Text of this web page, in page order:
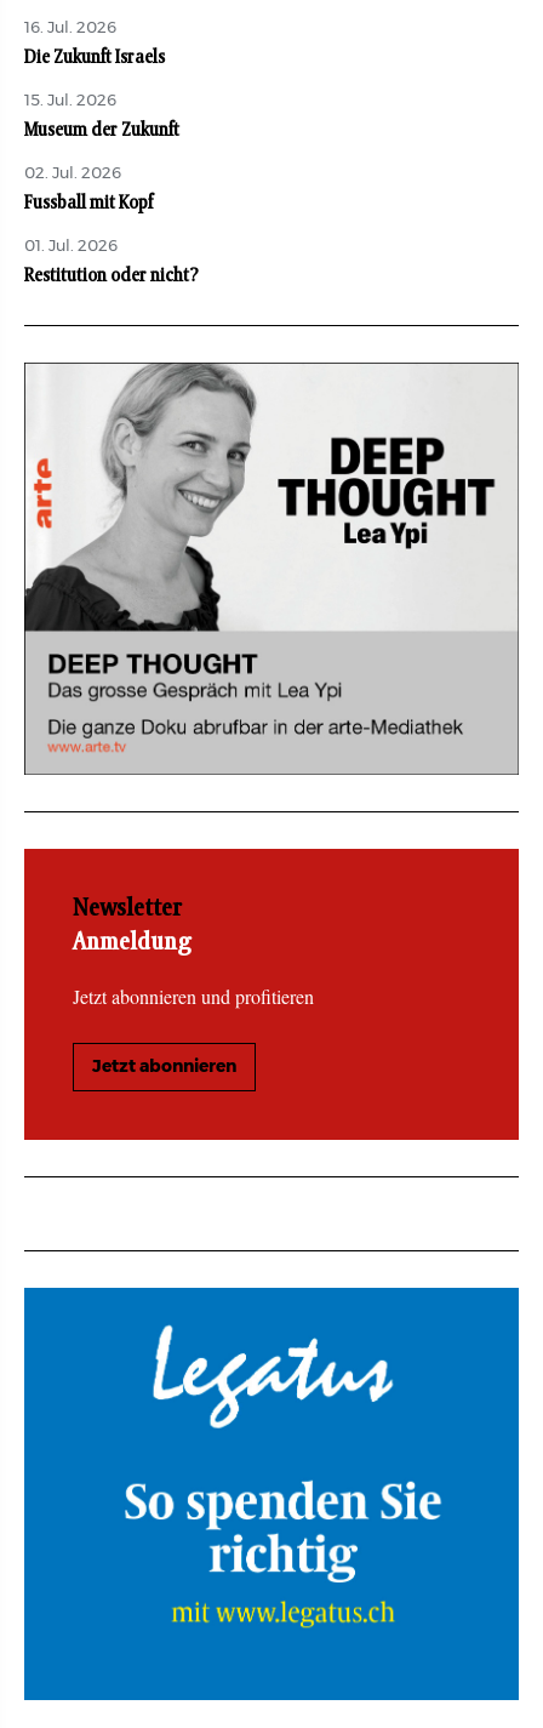
16. Jul. 2026
Die Zukunft Israels
15. Jul. 2026
Museum der Zukunft
02. Jul. 2026
Fussball mit Kopf
01. Jul. 2026
Restitution oder nicht?
Newsletter
Anmeldung
Jetzt abonnieren und profitieren
Jetzt abonnieren